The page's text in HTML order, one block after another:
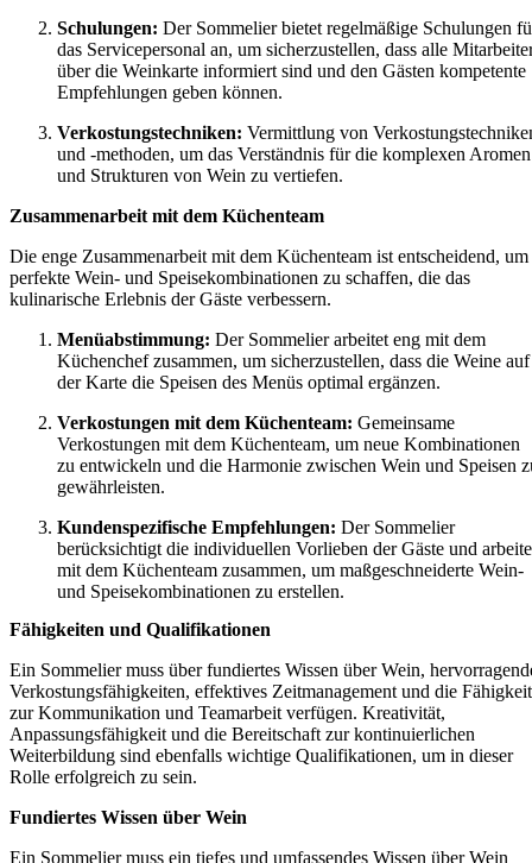
Schulungen: Der Sommelier bietet regelmäßige Schulungen
das Servicepersonal an, um sicherzustellen, dass alle
über die Weinkarte informiert sind und den Gästen kompetente
Empfehlungen geben können.
Verkostungstechniken: Vermittlung von
und -methoden, um das Verständnis für die komplexen Aromen
und Strukturen von Wein zu vertiefen.
Zusammenarbeit mit dem Küchenteam
Die enge Zusammenarbeit mit dem Küchenteam ist entscheidend, um
perfekte Wein- und Speisekombinationen zu schaffen, die das
kulinarische Erlebnis der Gäste verbessern.
Menüabstimmung: Der Sommelier arbeitet eng mit dem
Küchenchef zusammen, um sicherzustellen, dass die Weine auf
der Karte die Speisen des Menüs optimal ergänzen.
Verkostungen mit dem Küchenteam: Gemeinsame
Verkostungen mit dem Küchenteam, um neue Kombinationen
zu entwickeln und die Harmonie zwischen Wein und Speisen
gewährleisten.
Kundenspezifische Empfehlungen: Der Sommelier
berücksichtigt die individuellen Vorlieben der Gäste und
mit dem Küchenteam zusammen, um maßgeschneiderte Wein-
und Speisekombinationen zu erstellen.
Fähigkeiten und Qualifikationen
Ein Sommelier muss über fundiertes Wissen über Wein,
Verkostungsfähigkeiten, effektives Zeitmanagement und die Fähigkeit
zur Kommunikation und Teamarbeit verfügen. Kreativität,
Anpassungsfähigkeit und die Bereitschaft zur kontinuierlichen
Weiterbildung sind ebenfalls wichtige Qualifikationen, um in dieser
Rolle erfolgreich zu sein.
Fundiertes Wissen über Wein
Ein Sommelier muss ein tiefes und umfassendes Wissen über Wein